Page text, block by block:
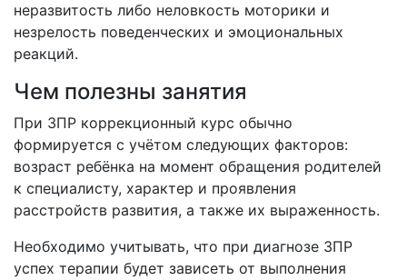
неразвитость либо неловкость моторики и
незрелость поведенческих и эмоциональных
реакций.
Чем полезны занятия
При ЗПР коррекционный курс обычно
формируется с учётом следующих факторов:
возраст ребёнка на момент обращения родителей
к специалисту, характер и проявления
расстройств развития, а также их выраженность.
Необходимо учитывать, что при диагнозе ЗПР
успех терапии будет зависеть от выполнения